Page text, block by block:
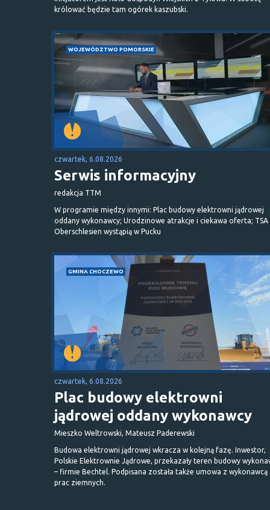
królować będzie tam ogórek kaszubski.
WOJEWÓDZTWO POMORSKIE
czwartek, 6.08.2026
Serwis informacyjny
redakcja TTM
W programie między innymi: Plac budowy elektrowni jądrowej
oddany wykonawcy; Urodzinowe atrakcje i ciekawa oferta; TSA
Oberschlesien wystąpią w Pucku
GMINA CHOCZEWO
czwartek, 6.08.2026
Plac budowy elektrowni
jądrowej oddany wykonawcy
Mieszko Weltrowski, Mateusz Paderewski
Budowa elektrowni jądrowej wkracza w kolejną fazę. Inwestor,
Polskie Elektrownie Jądrowe, przekazały teren budowy
– firmie Bechtel. Podpisana została także umowa z wykonawcą
prac ziemnych.